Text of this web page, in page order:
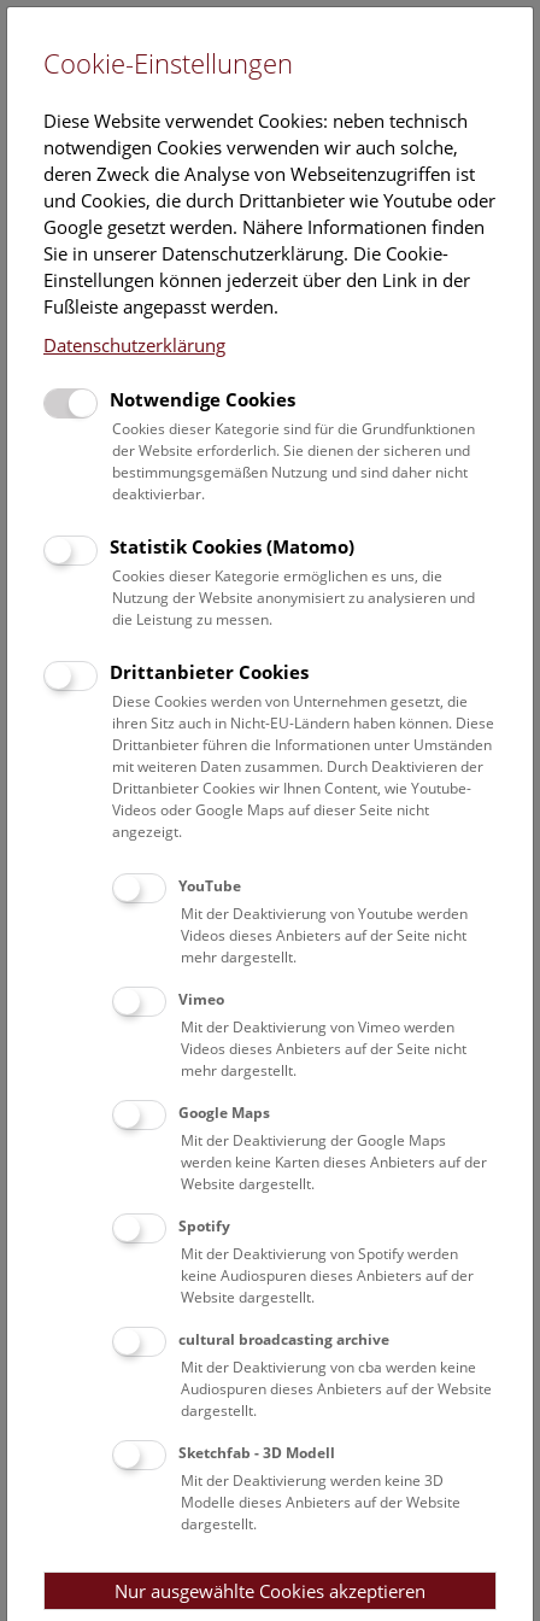
EN
Veranstaltungskalender
Informationen zu Gruppen,- Kindergarten- und
Schulprogrammen finden Siehier
Datumsfilter
Heute
Datum auswählen
Erweiterte Suche
Filter zurücksetzen
9. August 2026
10:30 – 11:15
Augmented Reality Show: Dinosaurier
Eine Zeitreise für Familien durch die Welt der Saurier. Die
Multimedia-Show auf Deck 50 macht es möglich, die
faszinierende Welt der Dinosaurier hautnah zu erleben!
KEINE BUCHUNG MEHR MÖGLICH.
11:15 – 11:45
Mini-Treff ab 3 Jahren: Donau-Auenland
Die Donauauen sind wild und stecken voller
Geheimnisse. Lerne Bewohner im und am Wasser
kennen und hör genau hin. Kannst du die Wildnis hören?
NHM WIEN
FREIE PLÄTZE: 12
Open Deck: Donau-Auenland
Das Deck 50 ist für alle Besucher*innen offen und lädt
zum Mitmachen ein!
NHM WIEN
So 9.8. 14:00 – 14:30
Cookie-Einstellungen
Diese Website verwendet Cookies: neben technisch
notwendigen Cookies verwenden wir auch solche,
deren Zweck die Analyse von Webseitenzugriffen ist
und Cookies, die durch Drittanbieter wie Youtube oder
Google gesetzt werden. Nähere Informationen finden
Sie in unserer Datenschutzerklärung. Die Cookie-
Einstellungen können jederzeit über den Link in der
Fußleiste angepasst werden.
Datenschutzerklärung
Notwendige Cookies
Cookies dieser Kategorie sind für die Grundfunktionen
der Website erforderlich. Sie dienen der sicheren und
bestimmungsgemäßen Nutzung und sind daher nicht
deaktivierbar.
Statistik Cookies (Matomo)
Cookies dieser Kategorie ermöglichen es uns, die
Nutzung der Website anonymisiert zu analysieren und
die Leistung zu messen.
Drittanbieter Cookies
Diese Cookies werden von Unternehmen gesetzt, die
ihren Sitz auch in Nicht-EU-Ländern haben können. Diese
Drittanbieter führen die Informationen unter Umständen
mit weiteren Daten zusammen. Durch Deaktivieren der
Drittanbieter Cookies wir Ihnen Content, wie Youtube-
Videos oder Google Maps auf dieser Seite nicht
angezeigt.
YouTube
Mit der Deaktivierung von Youtube werden
Videos dieses Anbieters auf der Seite nicht
mehr dargestellt.
Vimeo
Mit der Deaktivierung von Vimeo werden
Videos dieses Anbieters auf der Seite nicht
mehr dargestellt.
Google Maps
Mit der Deaktivierung der Google Maps
werden keine Karten dieses Anbieters auf der
Website dargestellt.
Spotify
Mit der Deaktivierung von Spotify werden
keine Audiospuren dieses Anbieters auf der
Website dargestellt.
cultural broadcasting archive
Mit der Deaktivierung von cba werden keine
Audiospuren dieses Anbieters auf der Website
dargestellt.
Sketchfab - 3D Modell
Mit der Deaktivierung werden keine 3D
Modelle dieses Anbieters auf der Website
dargestellt.
Nur ausgewählte Cookies akzeptieren